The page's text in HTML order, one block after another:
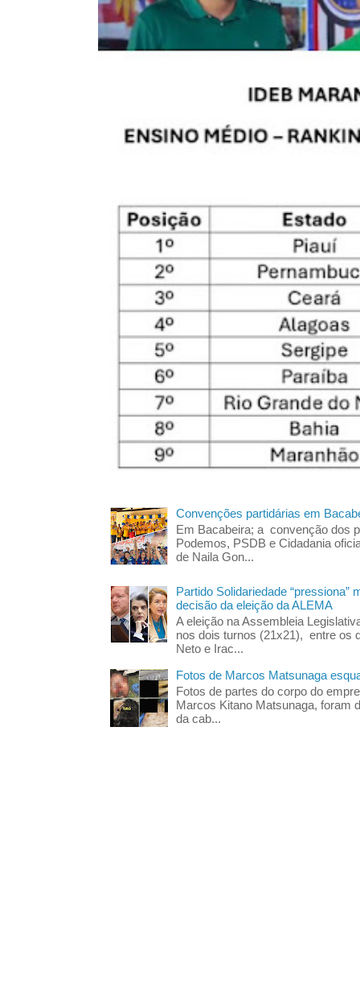
Convenções partidárias em
Em Bacabeira; a convenção dos
Podemos, PSDB e Cidadania
de Naila Gon...
Partido Solidariedade “pressiona”
decisão da eleição da ALEMA
A eleição na Assembleia
nos dois turnos (21x21), entre os
Neto e Irac...
Fotos de Marcos Matsunaga
Fotos de partes do corpo do
Marcos Kitano Matsunaga, foram
da cab...